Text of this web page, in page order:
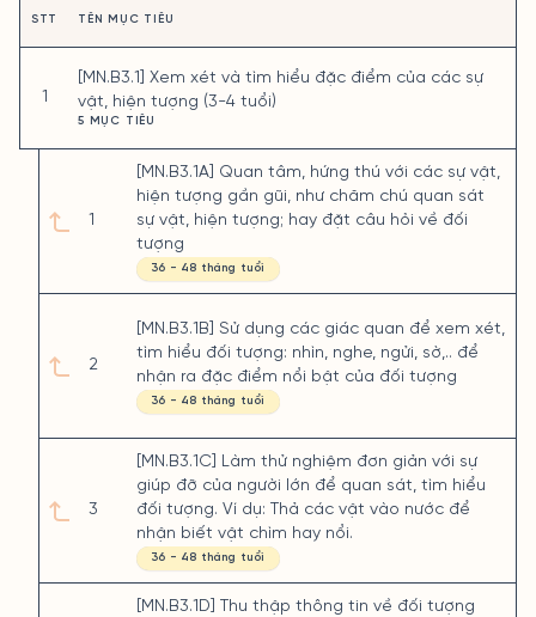
STT
1
TÊN MỤC TIÊU
[MN.B3.1] Xem xét và tìm hiểu đặc điểm của các sự
vật, hiện tượng (3-4 tuổi)
5 MỤC TIÊU
1
2
3
[MN.B3.1A] Quan tâm, hứng thú với các sự vật,
hiện tượng gần gũi, như chăm chú quan sát
sự vật, hiện tượng; hay đặt câu hỏi về đối
tượng
36 - 48 tháng tuổi
[MN.B3.1B] Sử dụng các giác quan để xem xét,
tìm hiểu đối tượng: nhìn, nghe, ngửi, sờ,.. để
nhận ra đặc điểm nổi bật của đối tượng
36 - 48 tháng tuổi
[MN.B3.1C] Làm thử nghiệm đơn giản với sự
giúp đỡ của người lớn để quan sát, tìm hiểu
đối tượng. Ví dụ: Thả các vật vào nước để
nhận biết vật chìm hay nổi.
36 - 48 tháng tuổi
[MN.B3.1D] Thu thập thông tin về đối tượng